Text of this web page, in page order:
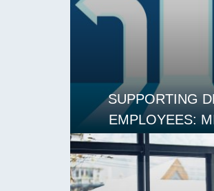
SUPPORTING
EMPLOYEES:
DISRUPTION AND